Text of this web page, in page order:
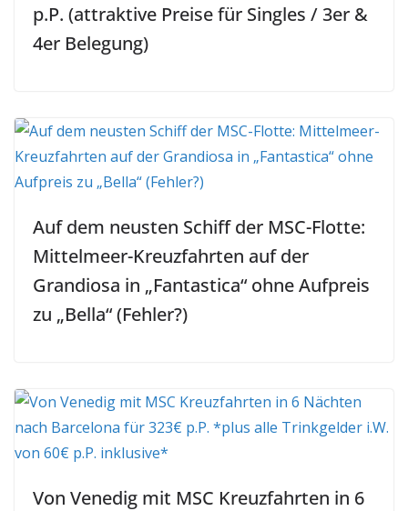
p.P. (attraktive Preise für Singles / 3er &
4er Belegung)
Auf dem neusten Schiff der MSC-Flotte:
Mittelmeer-Kreuzfahrten auf der
Grandiosa in „Fantastica“ ohne Aufpreis
zu „Bella“ (Fehler?)
Von Venedig mit MSC Kreuzfahrten in 6